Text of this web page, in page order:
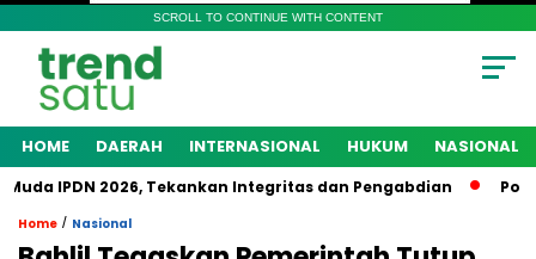
SCROLL TO CONTINUE WITH CONTENT
HOME DAERAH INTERNASIONAL HUKUM NASIONAL
IPDN 2026, Tekankan Integritas dan Pengabdian Polres
Home / Nasional